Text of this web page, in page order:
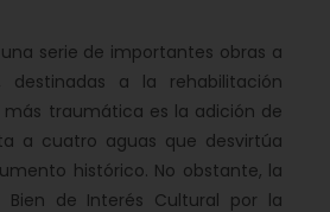
serie de importantes obras a
destinadas a la rehabilitación
más traumática es la adición de
a cuatro aguas que desvirtúa
histórico. No obstante, la
de Interés Cultural por la